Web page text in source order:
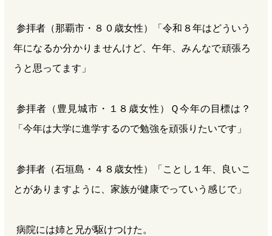
参拝者（那覇市・８０歳女性）「令和８年はどういう
年になるか分かりませんけど、午年、みんなで頑張ろ
うと思ってます」
参拝者（豊見城市・１８歳女性）Ｑ今年の目標は？
「今年は大学に進学するので勉強を頑張りたいです」
参拝者（石垣島・４８歳女性）「ことし１年、良いこ
とがありますように、家族が健康でっていう感じで」
病院には姉と兄が駆けつけた。